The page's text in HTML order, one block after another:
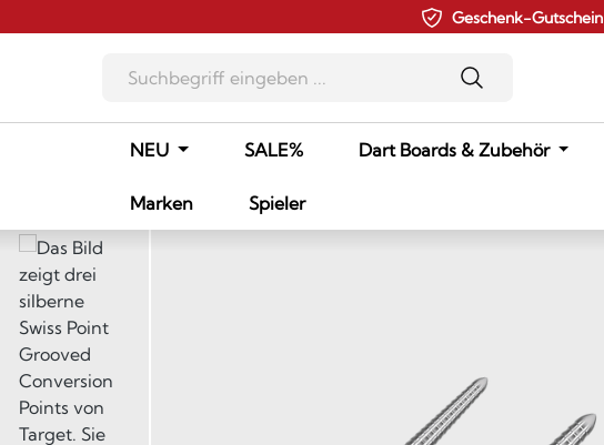
Geschenk-Gutschein
NEU SALE% Dart Boards & Zubehör
Marken
Spieler
Bildergalerie überspringen